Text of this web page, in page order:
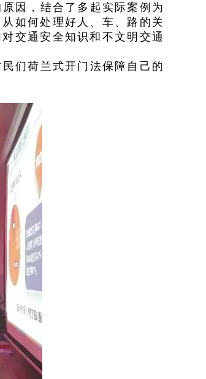
因，结合了多起实际案例为
如何处理好人、车、路的关
交通安全知识和不文明交通
们荷兰式开门法保障自己的